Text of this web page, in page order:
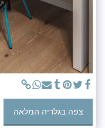
צפה בגלריה המלאה